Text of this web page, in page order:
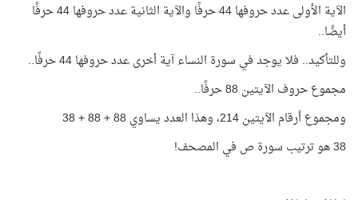
الآية الأولى عدد حروفها 44 حرفًا والآية الثانية عدد حروفها 44 حرفًا
أيضًا..
وللتأكيد.. فلا يوجد في سورة النساء آية أخرى عدد حروفها 44 حرفًا..
مجموع حروف الآيتين 88 حرفًا..
ومجموع أرقام الآيتين 214، وهذا العدد يساوي 88 + 88 + 38
38 هو ترتيب سورة ص في المصحف!